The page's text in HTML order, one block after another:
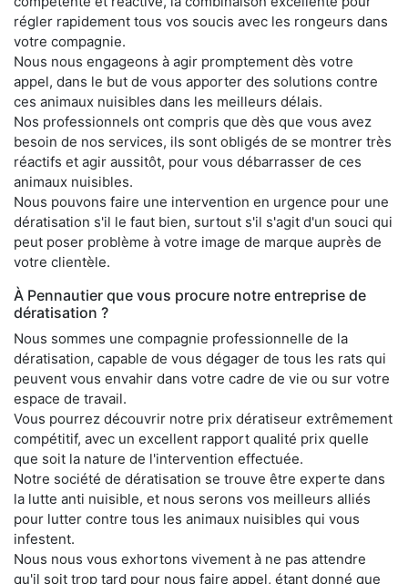
régler rapidement tous vos soucis avec les rongeurs dans
votre compagnie.
Nous nous engageons à agir promptement dès votre
appel, dans le but de vous apporter des solutions contre
ces animaux nuisibles dans les meilleurs délais.
Nos professionnels ont compris que dès que vous avez
besoin de nos services, ils sont obligés de se montrer très
réactifs et agir aussitôt, pour vous débarrasser de ces
animaux nuisibles.
Nous pouvons faire une intervention en urgence pour une
dératisation s'il le faut bien, surtout s'il s'agit d'un souci qui
peut poser problème à votre image de marque auprès de
votre clientèle.
À Pennautier que vous procure notre entreprise de
dératisation ?
Nous sommes une compagnie professionnelle de la
dératisation, capable de vous dégager de tous les rats qui
peuvent vous envahir dans votre cadre de vie ou sur votre
espace de travail.
Vous pourrez découvrir notre prix dératiseur extrêmement
compétitif, avec un excellent rapport qualité prix quelle
que soit la nature de l'intervention effectuée.
Notre société de dératisation se trouve être experte dans
la lutte anti nuisible, et nous serons vos meilleurs alliés
pour lutter contre tous les animaux nuisibles qui vous
infestent.
Nous nous vous exhortons vivement à ne pas attendre
qu'il soit trop tard pour nous faire appel, étant donné que